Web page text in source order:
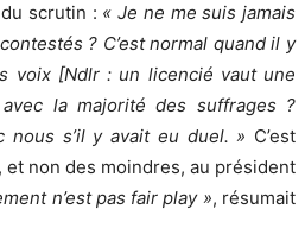
scrutin : « Je ne me suis jamais
? C’est normal quand il y
voix [Ndlr : un licencié vaut une
la majorité des suffrages ?
nous s’il y avait eu duel. » C’est
non des moindres, au président
n’est pas fair play », résumait